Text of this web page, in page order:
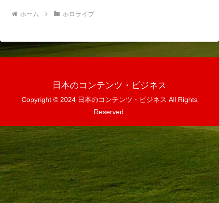
ホーム ホロライブ
日本のコンテンツ・ビジネス
Copyright © 2024 日本のコンテンツ・ビジネス All Rights
Reserved.